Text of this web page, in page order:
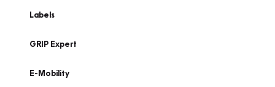
Labels
GRIP Expert
E-Mobility